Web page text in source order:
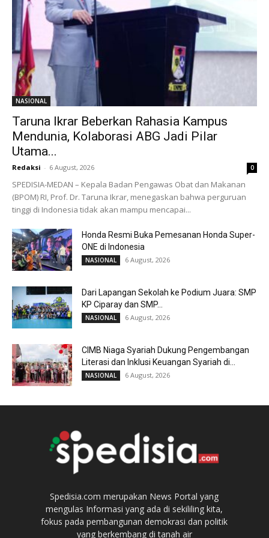
NASIONAL
Taruna Ikrar Beberkan Rahasia Kampus
Mendunia, Kolaborasi ABG Jadi Pilar
Utama...
Redaksi - 6 August, 2026 0
SPEDISIA-MEDAN – Kepala Badan Pengawas Obat dan Makanan
(BPOM) RI, Prof. Dr. Taruna Ikrar, menegaskan bahwa perguruan
tinggi di Indonesia tidak akan mampu mencapai...
Honda Resmi Buka Pemesanan Honda Super-
ONE di Indonesia
NASIONAL 6 August, 2026
Dari Lapangan Sekolah ke Podium Juara: SMP
KP Ciparay dan SMP...
NASIONAL 6 August, 2026
CIMB Niaga Syariah Dukung Pengembangan
Literasi dan Inklusi Keuangan Syariah di...
NASIONAL 6 August, 2026
Spedisia.com merupakan News Portal yang
mengulas Informasi yang ada di sekililing kita,
fokus pada pembangunan demokrasi dan politik
yang berkembang di tanah air